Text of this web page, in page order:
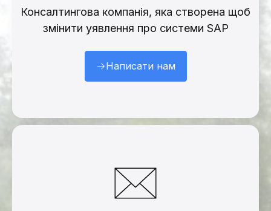
Консалтингова компанія, яка створена щоб
змінити уявлення про системи SAP
Написати нам